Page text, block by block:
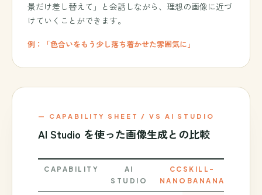
景だけ差し替えて」と会話しながら、理想の画像に近づ
けていくことができます。
例：「色合いをもう少し落ち着かせた雰囲気に」
— CAPABILITY SHEET / VS AI STUDIO
AI Studio を使った画像生成との比較
CAPABILITY
AI
STUDIO
CCSKILL-
NANOBANANA